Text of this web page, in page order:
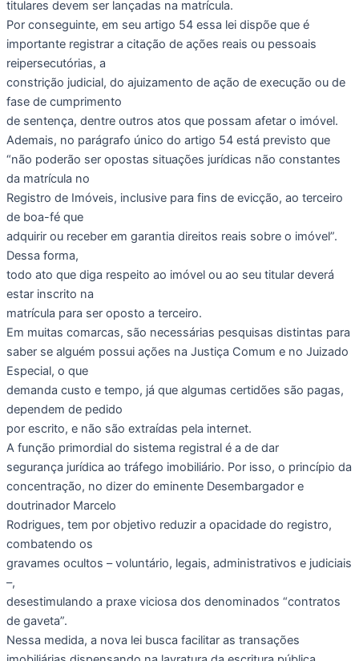
titulares devem ser lançadas na matrícula.
Por conseguinte, em seu artigo 54 essa lei dispõe que é
importante registrar a citação de ações reais ou pessoais
reipersecutórias, a
constrição judicial, do ajuizamento de ação de execução ou de
fase de cumprimento
de sentença, dentre outros atos que possam afetar o imóvel.
Ademais, no parágrafo único do artigo 54 está previsto que
“não poderão ser opostas situações jurídicas não constantes
da matrícula no
Registro de Imóveis, inclusive para fins de evicção, ao terceiro
de boa-fé que
adquirir ou receber em garantia direitos reais sobre o imóvel”.
Dessa forma,
todo ato que diga respeito ao imóvel ou ao seu titular deverá
estar inscrito na
matrícula para ser oposto a terceiro.
Em muitas comarcas, são necessárias pesquisas distintas para
saber se alguém possui ações na Justiça Comum e no Juizado
Especial, o que
demanda custo e tempo, já que algumas certidões são pagas,
dependem de pedido
por escrito, e não são extraídas pela internet.
A função primordial do sistema registral é a de dar
segurança jurídica ao tráfego imobiliário. Por isso, o princípio da
concentração, no dizer do eminente Desembargador e
doutrinador Marcelo
Rodrigues, tem por objetivo reduzir a opacidade do registro,
combatendo os
gravames ocultos – voluntário, legais, administrativos e judiciais
–,
desestimulando a praxe viciosa dos denominados “contratos
de gaveta”.
Nessa medida, a nova lei busca facilitar as transações